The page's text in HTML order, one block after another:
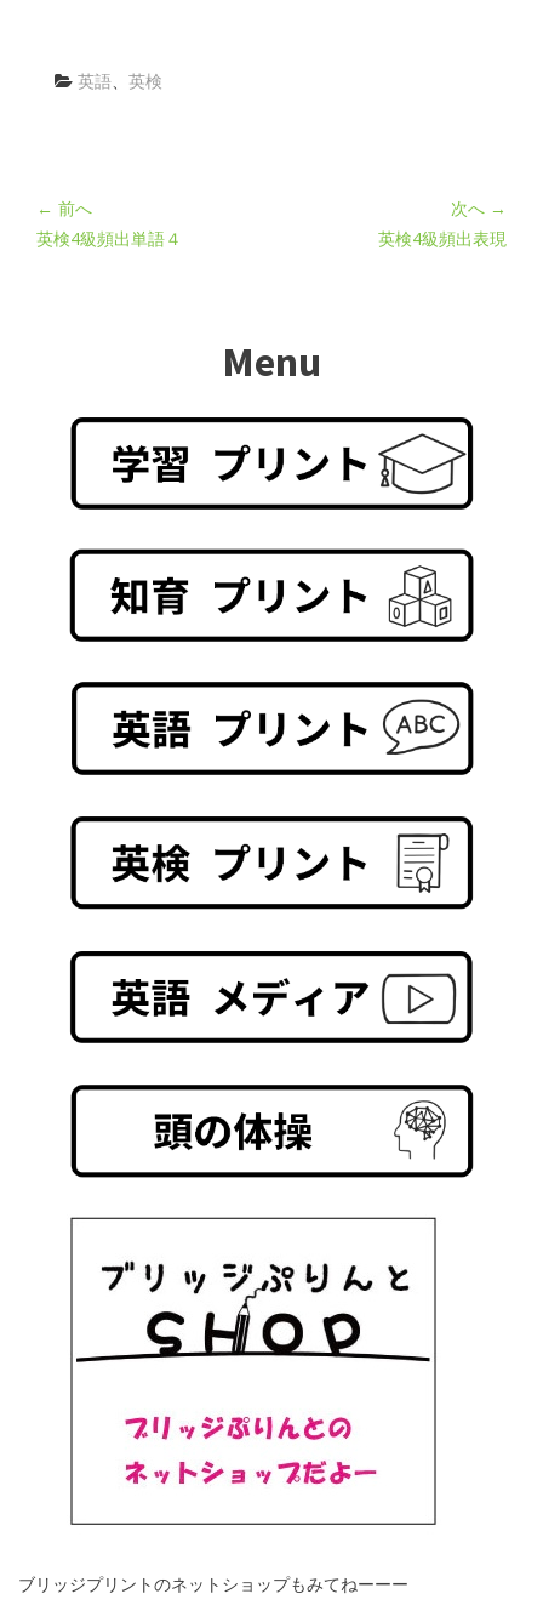
英語、 英検
← 前へ
英検4級頻出単語４
次へ →
英検4級頻出表現
Menu
ブリッジプリントのネットショップもみてねーーー